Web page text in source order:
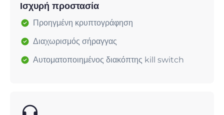
Ισχυρή προστασία
Προηγμένη κρυπτογράφηση
Διαχωρισμός σήραγγας
Αυτοματοποιημένος διακόπτης kill switch